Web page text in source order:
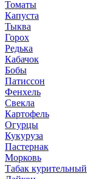
Томаты
Капуста
Тыква
Горох
Редька
Кабачок
Бобы
Патиссон
Фенхель
Свекла
Картофель
Огурцы
Кукуруза
Пастернак
Морковь
Табак курительный